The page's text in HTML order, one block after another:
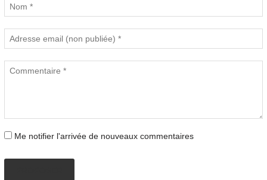
Me notifier l'arrivée de nouveaux commentaires